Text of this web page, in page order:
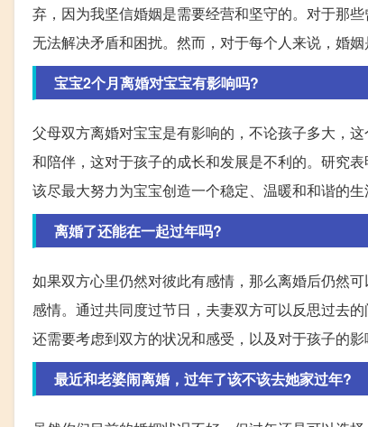
弃，因为我坚信婚姻是需要经营和坚守的。对于那
无法解决矛盾和困扰。然而，对于每个人来说，婚姻
宝宝2个月离婚对宝宝有影响吗?
父母双方离婚对宝宝是有影响的，不论孩子多大，
和陪伴，这对于孩子的成长和发展是不利的。研究
该尽最大努力为宝宝创造一个稳定、温暖和和谐的生
离婚了还能在一起过年吗?
如果双方心里仍然对彼此有感情，那么离婚后仍然
感情。通过共同度过节日，夫妻双方可以反思过去
还需要考虑到双方的状况和感受，以及对于孩子的影
最近和老婆闹离婚，过年了该不该去她家过年?